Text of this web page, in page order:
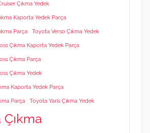
Çıkma Yedek
Kaporta Yedek Parça
Parça Toyota Verso Çıkma Yedek
Çıkma Kaporta Yedek Parça
Çıkma Parça
Çıkma Yedek
Kaporta Yedek Parça
Parça Toyota Yaris Çıkma Yedek